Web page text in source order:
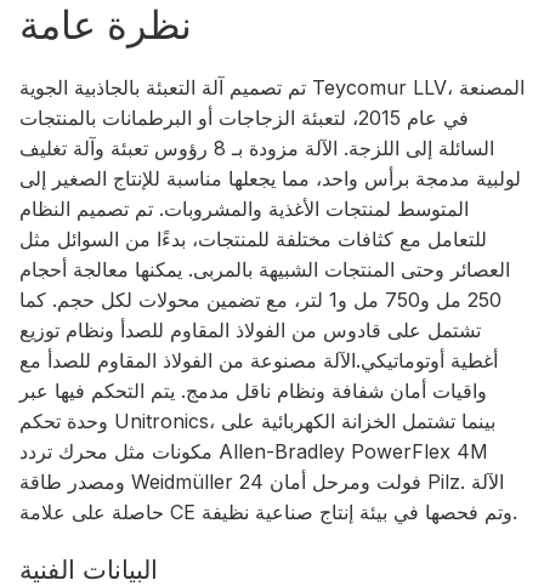
نظرة عامة
تم تصميم آلة التعبئة بالجاذبية الجوية Teycomur LLV، المصنعة
في عام 2015، لتعبئة الزجاجات أو البرطمانات بالمنتجات
السائلة إلى اللزجة. الآلة مزودة بـ 8 رؤوس تعبئة وآلة تغليف
لولبية مدمجة برأس واحد، مما يجعلها مناسبة للإنتاج الصغير إلى
المتوسط لمنتجات الأغذية والمشروبات. تم تصميم النظام
للتعامل مع كثافات مختلفة للمنتجات، بدءًا من السوائل مثل
العصائر وحتى المنتجات الشبيهة بالمربى. يمكنها معالجة أحجام
250 مل و750 مل و1 لتر، مع تضمين محولات لكل حجم. كما
تشتمل على قادوس من الفولاذ المقاوم للصدأ ونظام توزيع
أغطية أوتوماتيكي.الآلة مصنوعة من الفولاذ المقاوم للصدأ مع
واقيات أمان شفافة ونظام ناقل مدمج. يتم التحكم فيها عبر
وحدة تحكم Unitronics، بينما تشتمل الخزانة الكهربائية على
مكونات مثل محرك تردد Allen-Bradley PowerFlex 4M
ومصدر طاقة Weidmüller 24 فولت ومرحل أمان Pilz. الآلة
حاصلة على علامة CE وتم فحصها في بيئة إنتاج صناعية نظيفة.
البيانات الفنية